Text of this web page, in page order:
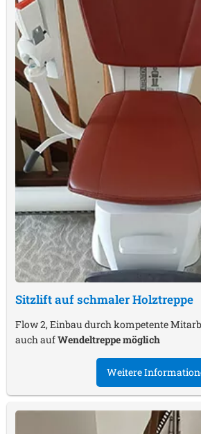
Sitzlift auf schmaler Holztreppe
Flow 2, Einbau durch kompetente
auch aufWendeltreppe möglich
Weitere